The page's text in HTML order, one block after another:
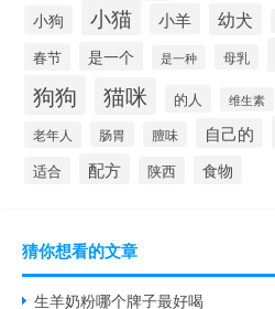
小狗 小猫 小羊 幼犬
春节 是一个 是一种 母乳
狗狗 猫咪 的人 维生素
老年人 肠胃 膻味 自己的
适合 配方 陕西 食物
猜你想看的文章
生羊奶粉哪个牌子最好喝